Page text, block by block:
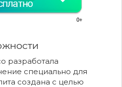
разработала
специально для
создана с целью